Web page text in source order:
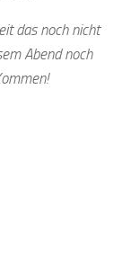
das noch nicht
Abend noch